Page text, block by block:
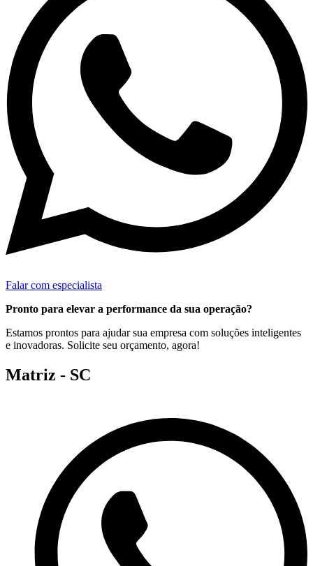
Falar com especialista
Pronto para elevar a performance da sua operação?
Estamos prontos para ajudar sua empresa com soluções inteligentes
e inovadoras. Solicite seu orçamento, agora!
Matriz - SC